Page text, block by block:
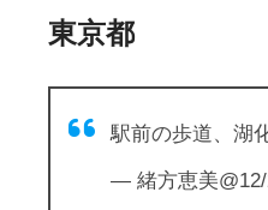
東京都
駅前の歩道、湖化
— 緒方恵美@12/